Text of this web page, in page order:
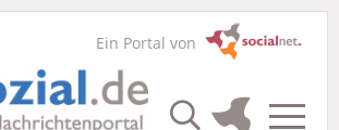
Ein Portal von